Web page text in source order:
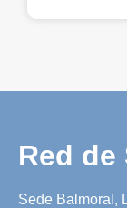
Red de
Sede Balmoral,